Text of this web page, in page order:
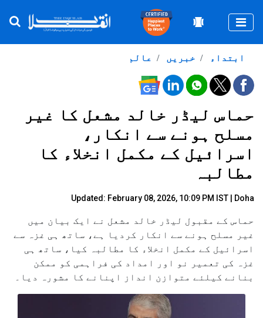
عالم خبریں ابتداء
حماس لیڈر خالد مشعل کا غیر
مسلح ہونے سے انکار،
اسرائیل کے مکمل انخلاء کا
مطالبہ
Updated: February 08, 2026, 10:09 PM IST | Doha
حماس کے مقبول لیڈر خالد مشعل نے ایک بیان میں
غیر مسلح ہونے سے انکار کردیا ہے، ساتھ ہی غزہ سے
اسرائیل کے مکمل انخلاء کا مطالبہ کیا، ساتھ ہی
غزہ کی تعمیر نو اور امداد کی فراہمی کو ممکن
بنانے کیلئے متوازن انداز اپنانے کا مشورہ دیا۔